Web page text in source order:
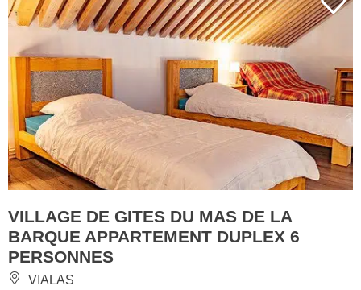
VILLAGE DE GITES DU MAS DE LA
BARQUE APPARTEMENT DUPLEX 6
PERSONNES
VIALAS